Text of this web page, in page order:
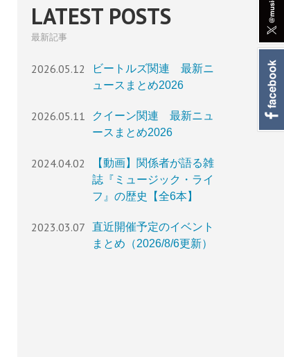
LATEST POSTS
最新記事
2026.05.12
ビートルズ関連 最新ニ
ュースまとめ2026
2026.05.11
クイーン関連 最新ニュ
ースまとめ2026
2024.04.02
【動画】関係者が語る雑
誌『ミュージック・ライ
フ』の歴史【全6本】
2023.03.07
直近開催予定のイベント
まとめ（2026/8/6更新）